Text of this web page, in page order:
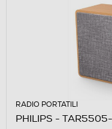
RADIO PORTATILI
PHILIPS -